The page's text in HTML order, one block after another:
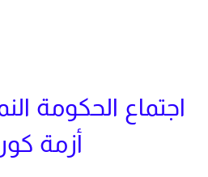
اجتماع الحكومة
أزمة